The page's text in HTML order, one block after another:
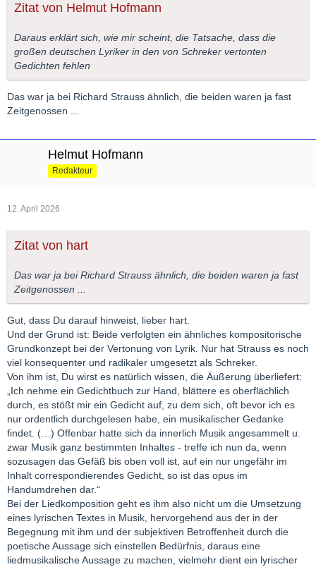
Zitat von Helmut Hofmann
Daraus erklärt sich, wie mir scheint, die Tatsache, dass die
großen deutschen Lyriker in den von Schreker vertonten
Gedichten fehlen
Das war ja bei Richard Strauss ähnlich, die beiden waren ja fast
Zeitgenossen ...
Helmut Hofmann
Redakteur
12. April 2026
Zitat von hart
Das war ja bei Richard Strauss ähnlich, die beiden waren ja fast
Zeitgenossen ...
Gut, dass Du darauf hinweist, lieber hart.
Und der Grund ist: Beide verfolgten ein ähnliches kompositorische
Grundkonzept bei der Vertonung von Lyrik. Nur hat Strauss es noch
viel konsequenter und radikaler umgesetzt als Schreker.
Von ihm ist, Du wirst es natürlich wissen, die Äußerung überliefert:
„Ich nehme ein Gedichtbuch zur Hand, blättere es oberflächlich
durch, es stößt mir ein Gedicht auf, zu dem sich, oft bevor ich es
nur ordentlich durchgelesen habe, ein musikalischer Gedanke
findet. (…) Offenbar hatte sich da innerlich Musik angesammelt u.
zwar Musik ganz bestimmten Inhaltes - treffe ich nun da, wenn
sozusagen das Gefäß bis oben voll ist, auf ein nur ungefähr im
Inhalt correspondierendes Gedicht, so ist das opus im
Handumdrehen dar.“
Bei der Liedkomposition geht es ihm also nicht um die Umsetzung
eines lyrischen Textes in Musik, hervorgehend aus der in der
Begegnung mit ihm und der subjektiven Betroffenheit durch die
poetische Aussage sich einstellen Bedürfnis, daraus eine
liedmusikalische Aussage zu machen, vielmehr dient ein lyrischer